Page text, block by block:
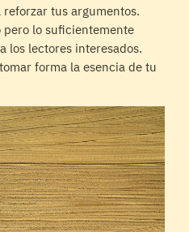
tus argumentos.
pero lo suficientemente
los lectores interesados.
forma la esencia de tu